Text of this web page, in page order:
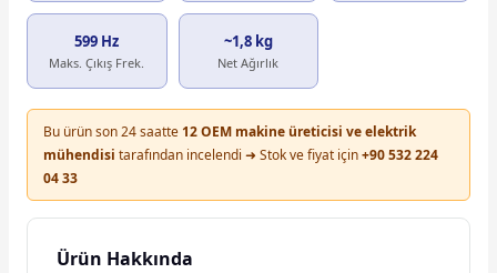
599 Hz
Maks. Çıkış Frek.
~1,8 kg
Net Ağırlık
Bu ürün son 24 saatte 12 OEM makine üreticisi ve elektrik
mühendisi tarafından incelendi ➜ Stok ve fiyat için+90 532 224
04 33
Ürün Hakkında